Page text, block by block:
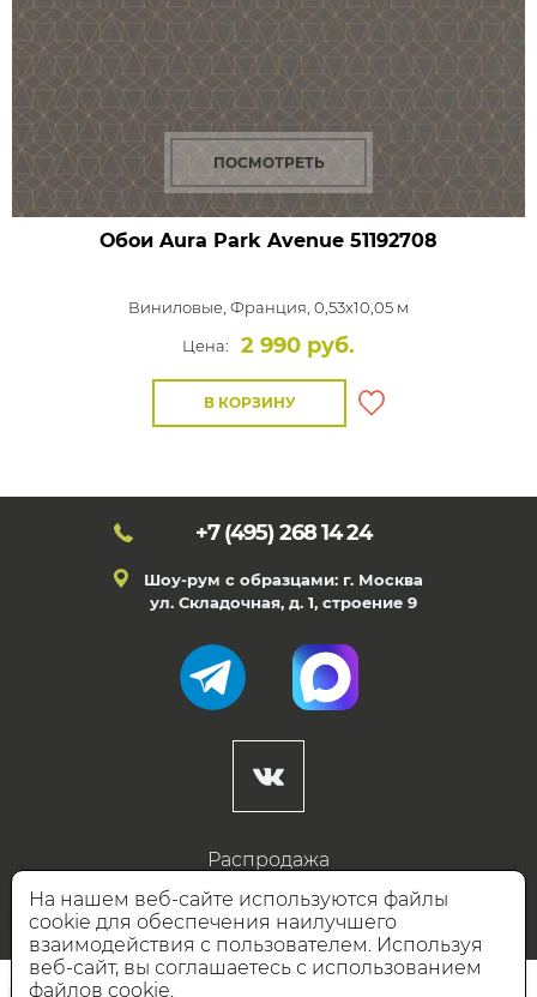
ПОСМОТРЕТЬ
Обои Aura Park Avenue 51192708
Виниловые, Франция, 0,53x10,05 м
Цена:
2 990 руб.
В КОРЗИНУ
+7 (495) 268 14 24
Шоу-рум с образцами: г. Москва
ул. Складочная, д. 1, строение 9
Распродажа
Готовые дизайны
Дизайнерам
НАШИ ПАРТНЁРЫ
На нашем веб-сайте используются файлы
cookie для обеспечения наилучшего
взаимодействия с пользователем. Используя
веб-сайт, вы соглашаетесь с использованием
файлов cookie.